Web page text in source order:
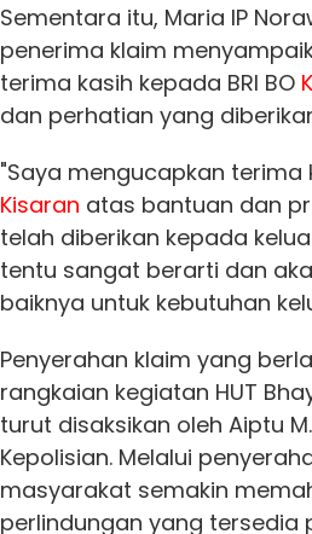
Sementara itu, Maria IP
penerima klaim
terima kasih kepada BRI BO
dan perhatian yang
"Saya mengucapkan terima
Kisaran atas bantuan dan
telah diberikan kepada
tentu sangat berarti dan
baiknya untuk kebutuhan
Penyerahan klaim yang
rangkaian kegiatan HUT
turut disaksikan oleh Aiptu
Kepolisian. Melalui
masyarakat semakin
perlindungan yang tersedia